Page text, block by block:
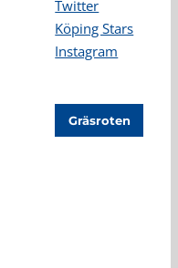
Twitter
Köping Stars
Instagram
Gräsroten